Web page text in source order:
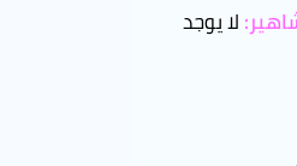
لا يوجد